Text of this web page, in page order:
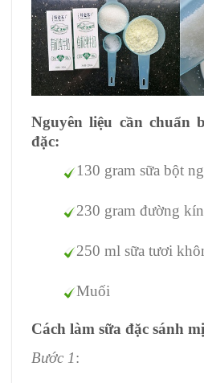
Nguyên liệu cần chuẩn
đặc:
130 gram sữa bột
230 gram đường
250 ml sữa tươi
Muối
Cách làm sữa đặc sánh
Bước 1: